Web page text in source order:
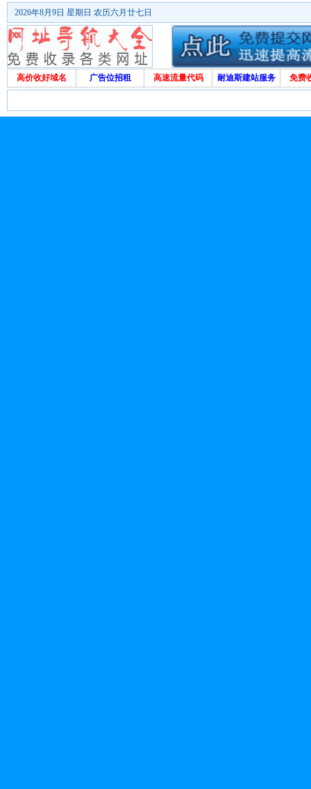
2026年8月9日 星期日 农历六月廿七日
高价收好域名 广告位招租 高速流量代码 耐迪斯建站服务 免费